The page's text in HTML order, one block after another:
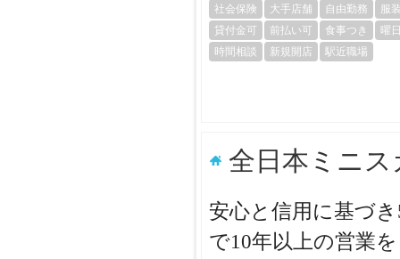
社会保険
大手店舗 自由勤務
服
貸付金可
前払い可 食事つき
曜
時間相談
新規開店 駅近職場
全日本ミニス
安心と信用に基づ
で10年以上の営業